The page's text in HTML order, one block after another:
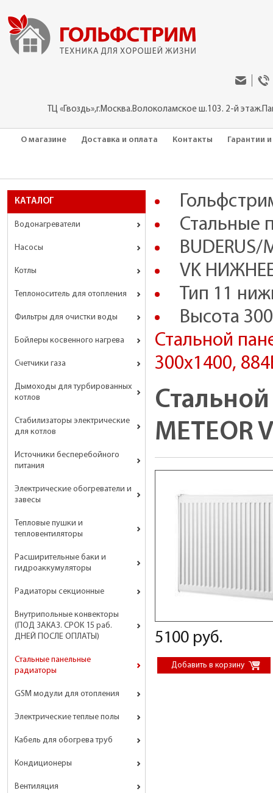
ТЦ «Гвоздь»,г.Москва.Волоколамское ш.103. 2-й
О магазине Доставка и оплата Контакты Гарантии
КАТАЛОГ
Водонагреватели
Насосы
Котлы
Теплоноситель для отопления
Фильтры для очистки воды
Бойлеры косвенного нагрева
Счетчики газа
Дымоходы для турбированных
котлов
Стабилизаторы электрические
для котлов
Источники бесперебойного
питания
Электрические обогреватели и
завесы
Тепловые пушки и
тепловентиляторы
Расширительные баки и
гидроаккумуляторы
Радиаторы секционные
Внутрипольные конвекторы
(ПОД ЗАКАЗ. СРОК 15 раб.
ДНЕЙ ПОСЛЕ ОПЛАТЫ)
Стальные панельные
радиаторы
GSM модули для отопления
Электрические теплые полы
Кабель для обогрева труб
Кондиционеры
Вентиляция
Стальные
BUDERUS/
VK
Тип 11
Высота
Стальной
300х1400,
METEOR
5100 руб.